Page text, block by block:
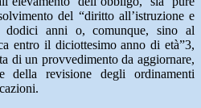
del “diritto all’istruzione e
dodici anni o, comunque, sino al
entro il diciottesimo anno di età”3,
di un provvedimento da aggiornare,
della revisione degli ordinamenti